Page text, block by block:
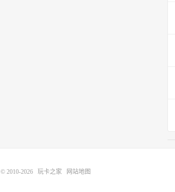
© 2010-2026 玩卡之家 网站地图